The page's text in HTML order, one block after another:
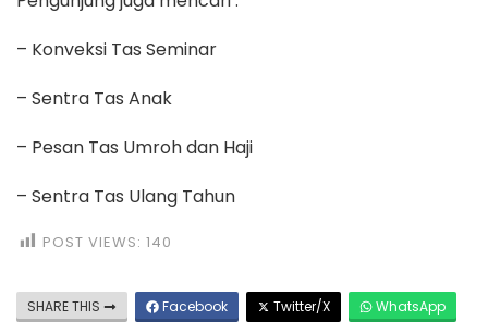
– Konveksi Tas Seminar
– Sentra Tas Anak
– Pesan Tas Umroh dan Haji
– Sentra Tas Ulang Tahun
POST VIEWS: 140
SHARE THIS Facebook Twitter/X WhatsApp